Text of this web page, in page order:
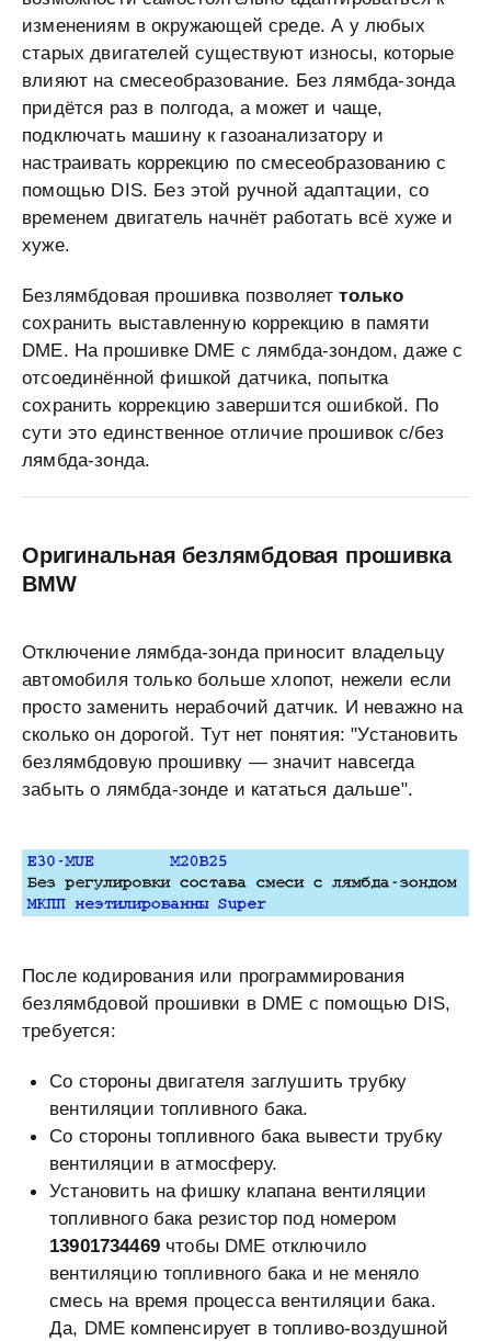
изменениям в окружающей среде. А у любых
старых двигателей существуют износы, которые
влияют на смесеобразование. Без лямбда-зонда
придётся раз в полгода, а может и чаще,
подключать машину к газоанализатору и
настраивать коррекцию по смесеобразованию с
помощью DIS. Без этой ручной адаптации, со
временем двигатель начнёт работать всё хуже и
хуже.
Безлямбдовая прошивка позволяеттолько
сохранить выставленную коррекцию в памяти
DME. На прошивке DME с лямбда-зондом, даже с
отсоединённой фишкой датчика, попытка
сохранить коррекцию завершится ошибкой. По
сути это единственное отличие прошивок с/без
лямбда-зонда.
Оригинальная безлямбдовая прошивка
BMW
Отключение лямбда-зонда приносит владельцу
автомобиля только больше хлопот, нежели если
просто заменить нерабочий датчик. И неважно на
сколько он дорогой. Тут нет понятия: "Установить
безлямбдовую прошивку — значит навсегда
забыть о лямбда-зонде и кататься дальше".
После кодирования или программирования
безлямбдовой прошивки в DME с помощью DIS,
требуется:
Со стороны двигателя заглушить трубку
вентиляции топливного бака.
Со стороны топливного бака вывести трубку
вентиляции в атмосферу.
Установить на фишку клапана вентиляции
топливного бака резистор под номером
13901734469чтобы DME отключило
вентиляцию топливного бака и не меняло
смесь на время процесса вентиляции бака.
Да, DME компенсирует в топливо-воздушной